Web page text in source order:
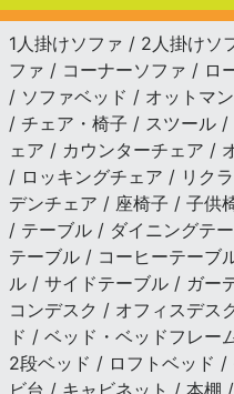
1人掛けソファ / 2人掛けソ
ファ / コーナーソファ / ロ
/ ソファベッド / オットマ
/ チェア・椅子 / スツール
ェア / カウンターチェア /
/ ロッキングチェア / リク
デンチェア / 座椅子 / 子供
/ テーブル / ダイニングテ
テーブル / コーヒーテーブ
ル / サイドテーブル / ガー
コンデスク / オフィスデス
ド / ベッド・ベッドフレ
2段ベッド / ロフトベッド